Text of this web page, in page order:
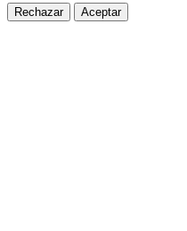
Rechazar Aceptar